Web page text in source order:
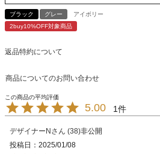
ブラック グレー
アイボリー
2buy10%OFF対象商品
返品特約について
商品についてのお問い合わせ
5.00 1
デザイナーN 38 非公開
投稿日
2025/01/08